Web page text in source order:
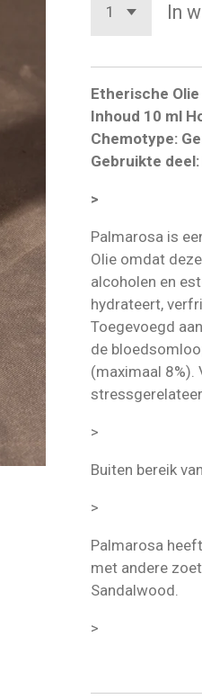
In
Etherische
Inhoud 10 ml
Chemotype:
Gebruikte
>
Palmarosa is
Olie omdat
alcoholen en
hydrateert,
Toegevoegd
de
(maximaal 8%).
>
Buiten bereik
>
Palmarosa
met andere
Sandalwood.
>